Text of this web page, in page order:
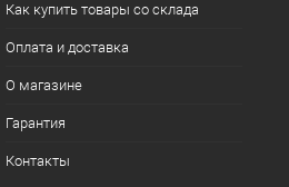
Как купить товары со склада
Оплата и доставка
О магазине
Гарантия
Контакты